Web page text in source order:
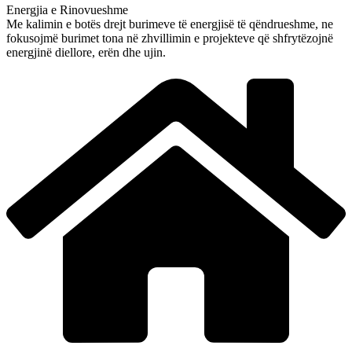
Energjia e Rinovueshme
Me kalimin e botës drejt burimeve të energjisë të qëndrueshme, ne
fokusojmë burimet tona në zhvillimin e projekteve që shfrytëzojnë
energjinë diellore, erën dhe ujin.